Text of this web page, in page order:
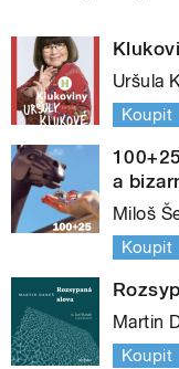
Uršula
Koupit
a
Miloš
Koupit
Martin
Koupit